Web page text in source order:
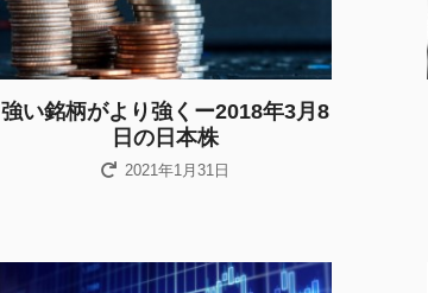
強い銘柄がより強くー2018年3月8
日の日本株
2021年1月31日